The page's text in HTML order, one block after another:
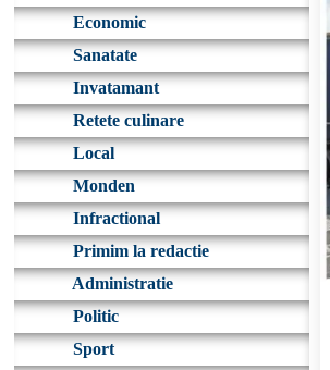
Economic
Sanatate
Invatamant
Retete culinare
Local
Monden
Infractional
Primim la redactie
Administratie
Politic
Sport